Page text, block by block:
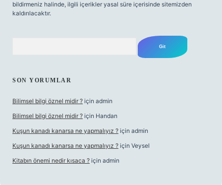
bildirmeniz halinde, ilgili içerikler yasal süre içerisinde sitemizden
kaldırılacaktır.
SON YORUMLAR
Bilimsel bilgi öznel midir ? için admin
Bilimsel bilgi öznel midir ? için Handan
Kuşun kanadı kanarsa ne yapmalıyız ? için admin
Kuşun kanadı kanarsa ne yapmalıyız ? için Veysel
Kitabın önemi nedir kısaca ? için admin